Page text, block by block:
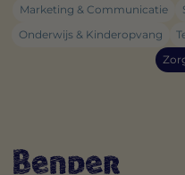
Marketing & Communicatie
Onderwijs & Kinderopvang